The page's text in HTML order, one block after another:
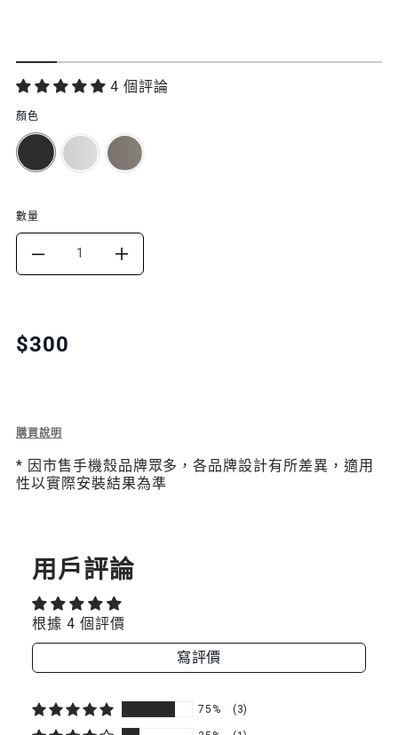
功
能
特
4 個評論
Translation
missing:
$300
顏色
數量
DECREASE
FOR
屬
掛
繩
INCREASE
掛
繩
Description
Metal
金
購買說明
* 因市售手機殼品牌眾多，各品牌設計有所差異，適用
性以實際安裝結果為準
用戶評論
根據 4 個評價
寫評價
75% (3)